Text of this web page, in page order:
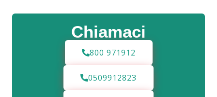
Chiamaci
800 971912
0509912823